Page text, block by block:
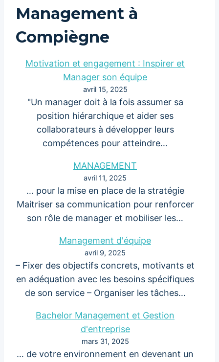
Management à
Compiègne
Motivation et engagement : Inspirer et
Manager son équipe
avril 15, 2025
"Un manager doit à la fois assumer sa
position hiérarchique et aider ses
collaborateurs à développer leurs
compétences pour atteindre…
MANAGEMENT
avril 11, 2025
… pour la mise en place de la stratégie
Maitriser sa communication pour renforcer
son rôle de manager et mobiliser les…
Management d'équipe
avril 9, 2025
– Fixer des objectifs concrets, motivants et
en adéquation avec les besoins spécifiques
de son service – Organiser les tâches…
Bachelor Management et Gestion
d'entreprise
mars 31, 2025
… de votre environnement en devenant un